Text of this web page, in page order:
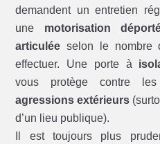
demandent un entretien
une motorisation
articulée selon le nombre
effectuer. Une porte à
vous protège contre
agressions extérieurs
d’un lieu publique).
Il est toujours plus